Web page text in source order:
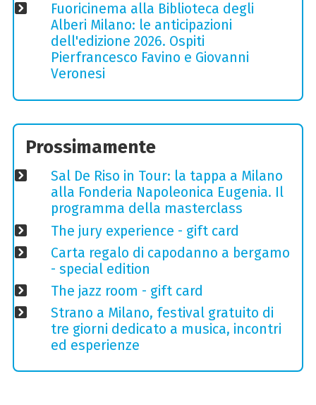
Fuoricinema alla Biblioteca degli
Alberi Milano: le anticipazioni
dell'edizione 2026. Ospiti
Pierfrancesco Favino e Giovanni
Veronesi
Prossimamente
Sal De Riso in Tour: la tappa a Milano
alla Fonderia Napoleonica Eugenia. Il
programma della masterclass
The jury experience - gift card
Carta regalo di capodanno a bergamo
- special edition
The jazz room - gift card
Strano a Milano, festival gratuito di
tre giorni dedicato a musica, incontri
ed esperienze